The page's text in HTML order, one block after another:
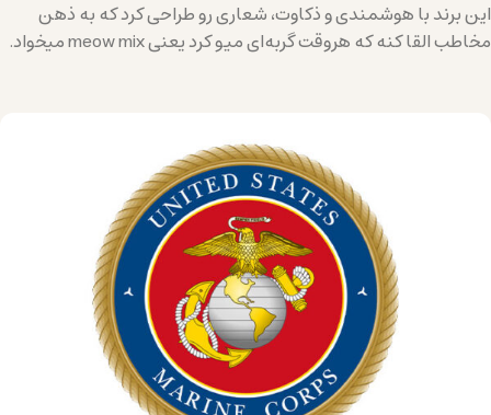
این برند با هوشمندی و ذکاوت، شعاری رو طراحی کرد که به ذهن
مخاطب القا کنه که هروقت گربه‌ای میو کرد یعنی meow mix میخواد.